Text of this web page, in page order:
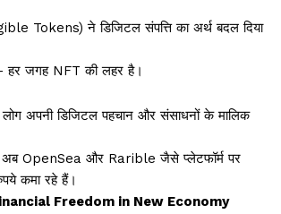
Tokens) ने डिजिटल संपत्ति का अर्थ बदल दिया
हर जगह NFT की लहर है।
अपनी डिजिटल पहचान और संसाधनों के मालिक
अब OpenSea और Rarible जैसे प्लेटफॉर्म पर
कमा रहे हैं।
Freedom in New Economy